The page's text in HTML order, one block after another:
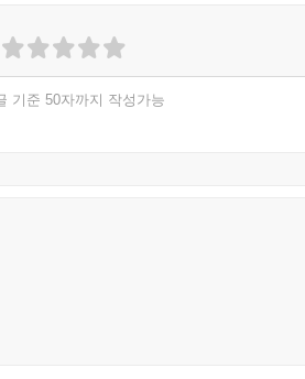
이들, 그리고 그 싸움터에서 스러져갈
내려앉은 도시에 펄럭이는 깃발의 진홍
다. 이 차이에는 다음과 같은 후일담이 전
래 정한 제목은 Anne of Windy Willows
기준 50자까지 작성가능